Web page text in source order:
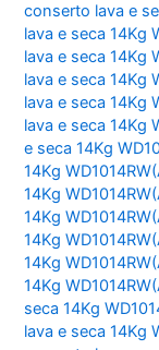
conserto lava e
lava e seca 14Kg
lava e seca 14Kg
lava e seca 14Kg
lava e seca 14Kg
lava e seca 14Kg
e seca 14Kg
14Kg
14Kg
14Kg
14Kg
14Kg
14Kg
seca 14Kg
lava e seca 14Kg